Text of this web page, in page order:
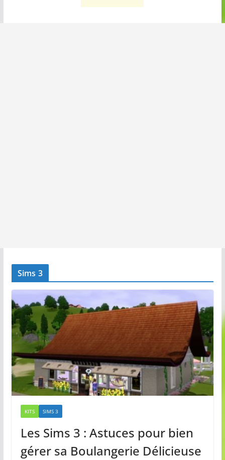
Sims 3
KITS SIMS 3
Les Sims 3 : Astuces pour bien
gérer sa Boulangerie Délicieuse